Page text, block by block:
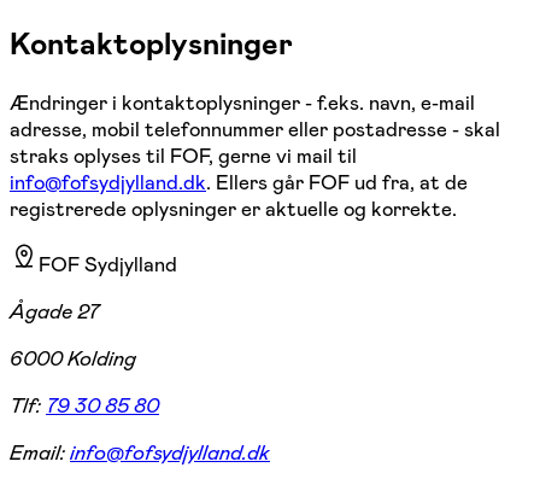
Kontaktoplysninger
Ændringer i kontaktoplysninger - f.eks. navn, e-mail
adresse, mobil telefonnummer eller postadresse - skal
straks oplyses til FOF, gerne vi mail til
info@fofsydjylland.dk. Ellers går FOF ud fra, at de
registrerede oplysninger er aktuelle og korrekte.
FOF Sydjylland
Ågade 27
6000 Kolding
Tlf: 79 30 85 80
Email:info@fofsydjylland.dk